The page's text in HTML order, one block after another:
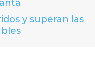
y superan las